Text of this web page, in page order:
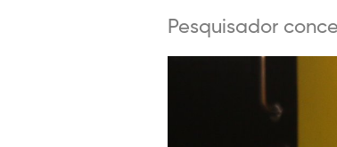
Pesquisador